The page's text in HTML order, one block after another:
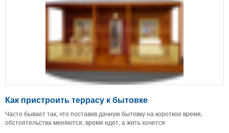
Как пристроить террасу к бытовке
Часто бывает так, что поставив дачную бытовку на короткое время,
обстоятельства меняются, время идет, а жить хочется